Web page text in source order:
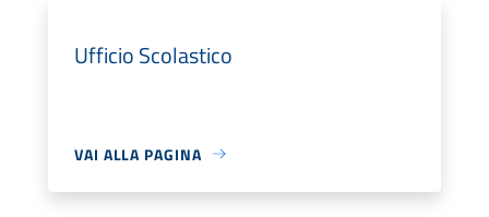
Ufficio Scolastico
VAI ALLA PAGINA